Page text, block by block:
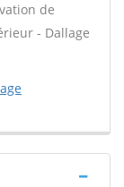
de
- Dallage